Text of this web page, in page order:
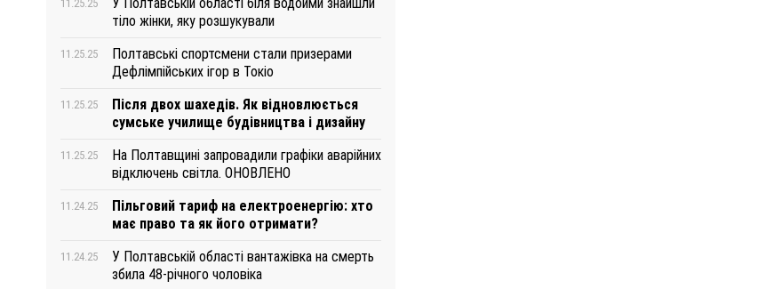
11.25.25
У Полтавській області біля водойми знайшли
тіло жінки, яку розшукували
11.25.25
Полтавські спортсмени стали призерами
Дефлімпійських ігор в Токіо
11.25.25
Після двох шахедів. Як відновлюється
сумське училище будівництва і дизайну
11.25.25
На Полтавщині запровадили графіки аварійних
відключень світла. ОНОВЛЕНО
11.24.25
Пільговий тариф на електроенергію: хто
має право та як його отримати?
11.24.25
У Полтавській області вантажівка на смерть
збила 48-річного чоловіка